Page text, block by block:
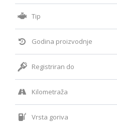
Tip
Godina proizvodnje
Registriran do
Kilometraža
Vrsta goriva